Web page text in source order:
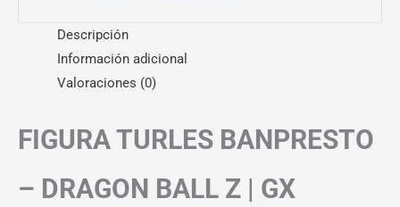
Descripción
Información adicional
Valoraciones (0)
FIGURA TURLES BANPRESTO
– DRAGON BALL Z | GX